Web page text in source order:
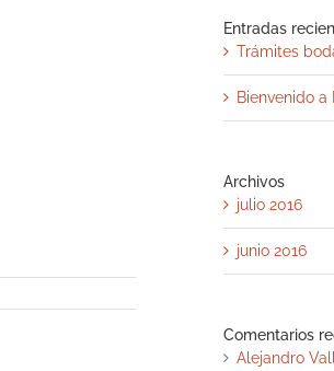
Entradas
Trámites
Bienvenido a
Archivos
julio 2016
junio 2016
Comentarios
Alejandro